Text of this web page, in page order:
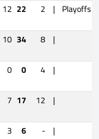
12 22 2 | Playoffs
10 34 8 |
0 0 4 |
7 17 12 |
3 6 - |